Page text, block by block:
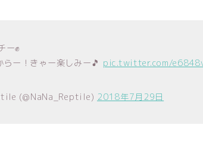
ー✊
ー！きゃー楽しみー🎵 pic.twitter.com/
(@NaNa_Reptile) 2018年7月29日